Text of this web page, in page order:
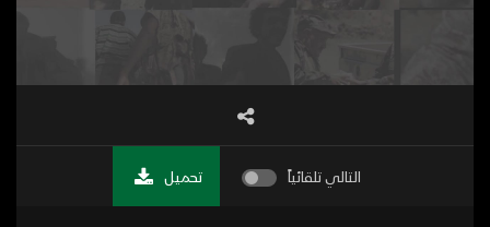
التالي تلقائياً تحميل